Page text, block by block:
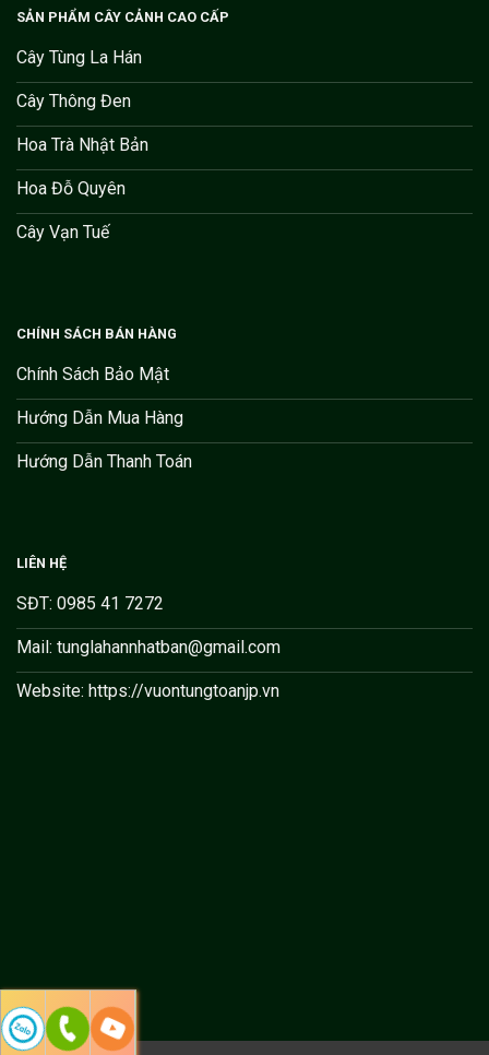
SẢN PHẨM CÂY CẢNH CAO CẤP
Cây Tùng La Hán
Cây Thông Đen
Hoa Trà Nhật Bản
Hoa Đỗ Quyên
Cây Vạn Tuế
CHÍNH SÁCH BÁN HÀNG
Chính Sách Bảo Mật
Hướng Dẫn Mua Hàng
Hướng Dẫn Thanh Toán
LIÊN HỆ
SĐT: 0985 41 7272
Mail: tunglahannhatban@gmail.com
Website: https://vuontungtoanjp.vn